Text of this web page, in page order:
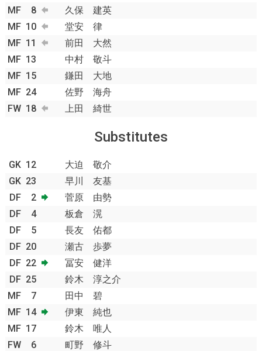
MF
8
久保 建英
MF 10
堂安 律
MF 11
前田 大然
MF 13
中村 敬斗
MF 15
鎌田 大地
MF 24
佐野 海舟
FW 18 上田 綺世
Substitutes
GK 12
大迫 敬介
GK 23
早川 友基
DF
2
菅原 由勢
DF
4
板倉 滉
DF
5
長友 佑都
DF 20
瀬古 歩夢
DF 22
冨安 健洋
DF 25
鈴木 淳之介
MF
7
田中 碧
MF 14
伊東 純也
MF 17
鈴木 唯人
FW
6
町野 修斗